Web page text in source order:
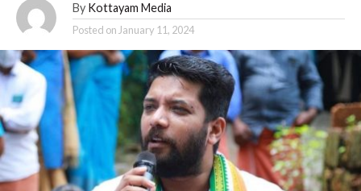
By Kottayam Media
Posted onJanuary 11, 2024